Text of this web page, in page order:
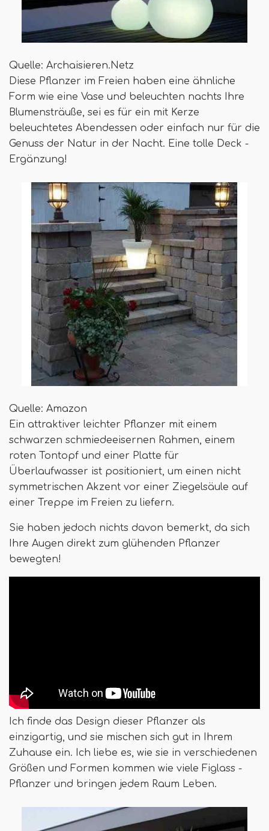
Quelle: Archaisieren.Netz
Diese Pflanzer im Freien haben eine ähnliche
Form wie eine Vase und beleuchten nachts Ihre
Blumensträuße, sei es für ein mit Kerze
beleuchtetes Abendessen oder einfach nur für die
Genuss der Natur in der Nacht. Eine tolle Deck -
Ergänzung!
Quelle: Amazon
Ein attraktiver leichter Pflanzer mit einem
schwarzen schmiedeeisernen Rahmen, einem
roten Tontopf und einer Platte für
Überlaufwasser ist positioniert, um einen nicht
symmetrischen Akzent vor einer Ziegelsäule auf
einer Treppe im Freien zu liefern.
Sie haben jedoch nichts davon bemerkt, da sich
Ihre Augen direkt zum glühenden Pflanzer
bewegten!
Ich finde das Design dieser Pflanzer als
einzigartig, und sie mischen sich gut in Ihrem
Zuhause ein. Ich liebe es, wie sie in verschiedenen
Größen und Formen kommen wie viele Figlass -
Pflanzer und bringen jedem Raum Leben.